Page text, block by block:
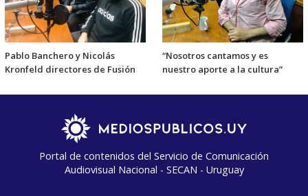
Pablo Banchero y Nicolás
Kronfeld directores de Fusión
“Nosotros cantamos y es
nuestro aporte a la cultura”
Portal de contenidos del Servicio de Comunicación
Audiovisual Nacional - SECAN - Uruguay